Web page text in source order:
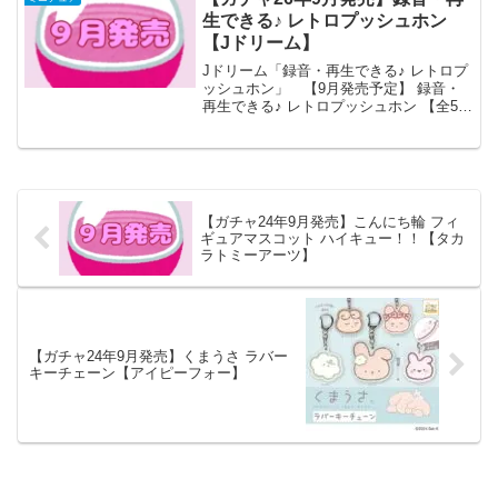
名 ...
生できる♪ レトロプッシュホン
【Jドリーム】
Jドリーム「録音・再生できる♪ レトロプ
ッシュホン」 【9月発売予定】 録音・
再生できる♪ レトロプッシュホン 【全5種
【ガチャ24年9月発売】こんにち輪 フィ
ギュアマスコット ハイキュー！！【タカ
ラトミーアーツ】
【ガチャ24年9月発売】くまうさ ラバー
キーチェーン【アイピーフォー】